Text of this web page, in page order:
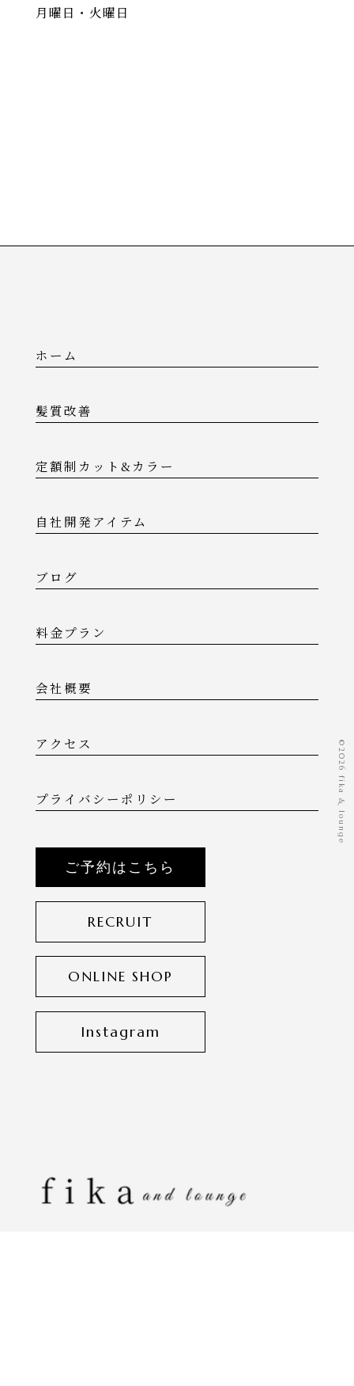
月曜日・火曜日
ホーム
髪質改善
定額制カット&カラー
自社開発アイテム
ブログ
料金プラン
会社概要
アクセス
プライバシーポリシー
ご予約はこちら
RECRUIT
ONLINE SHOP
Instagram
©️2026 fika & lounge